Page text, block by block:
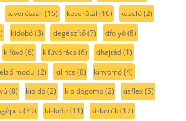
keverőszár(15) keverőtál (16) kezelő(2)
kidobó(3) kiegészítő(7) kifolyó(8)
kifúvó(6) kifúvórács (6) kihajtád(1)
modul (2) kilincs (8) kinyomó(4)
(8) kioldó(2) kioldógomb(2) kisflex(5)
(39) kiskefe (11) kiskerék(17)